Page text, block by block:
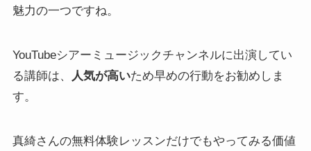
魅力の一つですね。
YouTubeシアーミュージックチャンネルに出演してい
る講師は、
人気が高いため早めの行動をお勧めしま
す。
真綺さんの無料体験レッスンだけでもやってみる価値